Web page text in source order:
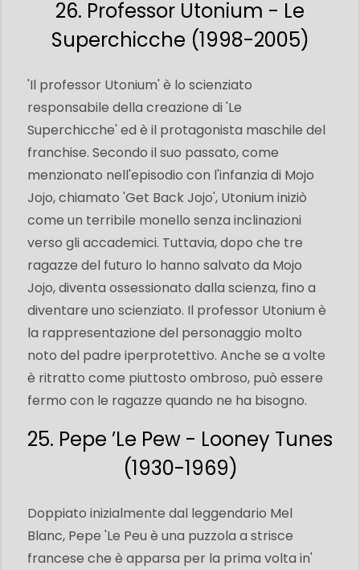
26. Professor Utonium - Le
Superchicche (1998-2005)
'Il professor Utonium' è lo scienziato
responsabile della creazione di 'Le
Superchicche' ed è il protagonista maschile del
franchise. Secondo il suo passato, come
menzionato nell'episodio con l'infanzia di Mojo
Jojo, chiamato 'Get Back Jojo', Utonium iniziò
come un terribile monello senza inclinazioni
verso gli accademici. Tuttavia, dopo che tre
ragazze del futuro lo hanno salvato da Mojo
Jojo, diventa ossessionato dalla scienza, fino a
diventare uno scienziato. Il professor Utonium è
la rappresentazione del personaggio molto
noto del padre iperprotettivo. Anche se a volte
è ritratto come piuttosto ombroso, può essere
fermo con le ragazze quando ne ha bisogno.
25. Pepe ’Le Pew - Looney Tunes
(1930-1969)
Doppiato inizialmente dal leggendario Mel
Blanc, Pepe 'Le Peu è una puzzola a strisce
francese che è apparsa per la prima volta in'